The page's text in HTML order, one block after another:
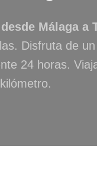
Málaga a
Disfruta de
24 horas.